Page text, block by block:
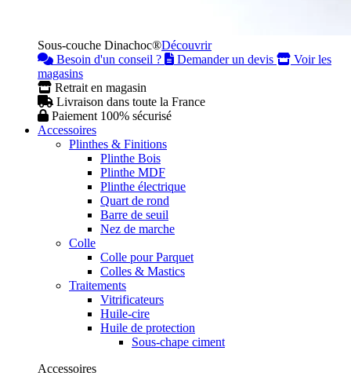
Sous-couche Dinachoc®Découvrir
Besoin d'un conseil ?
Demander un devis
Voir les
magasins
Retrait en magasin
Livraison dans toute la France
Paiement 100% sécurisé
Accessoires
Plinthes & Finitions
Plinthe Bois
Plinthe MDF
Plinthe électrique
Quart de rond
Barre de seuil
Nez de marche
Colle
Colle pour Parquet
Colles & Mastics
Traitements
Vitrificateurs
Huile-cire
Huile de protection
Sous-chape ciment
Accessoires